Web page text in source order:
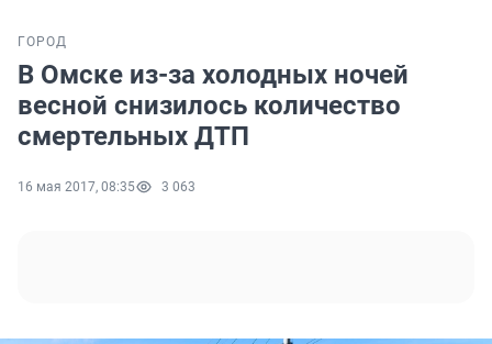
ГОРОД
В Омске из-за холодных ночей
весной снизилось количество
смертельных ДТП
16 мая 2017, 08:35 3 063